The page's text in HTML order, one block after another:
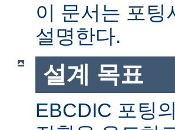
이 문서는 포팅
설명한다.
설계 목표
EBCDIC 포팅